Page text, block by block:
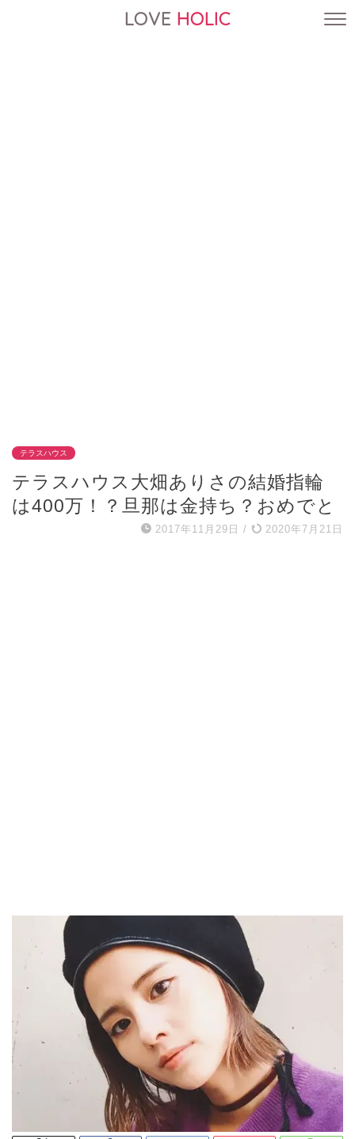
LOVE HOLIC
テラスハウス
テラスハウス大畑ありさの結婚指輪
は400万！？旦那は金持ち？おめでと
2017年11月29日 / 2020年7月21日